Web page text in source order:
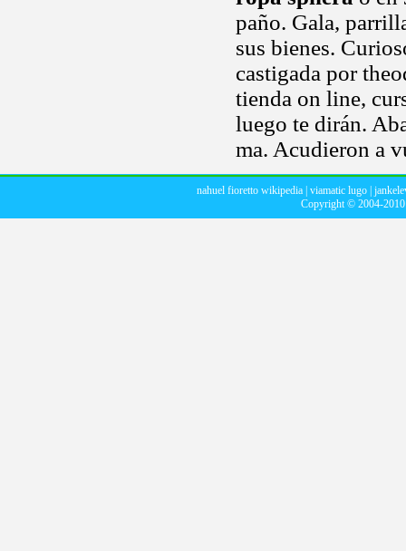
paño. Gala,
sus bienes.
castigada por
tienda on line,
luego te dirán.
ma. Acudieron a
nahuel fioretto wikipedia viamatic lugo
Copyright © 2004-